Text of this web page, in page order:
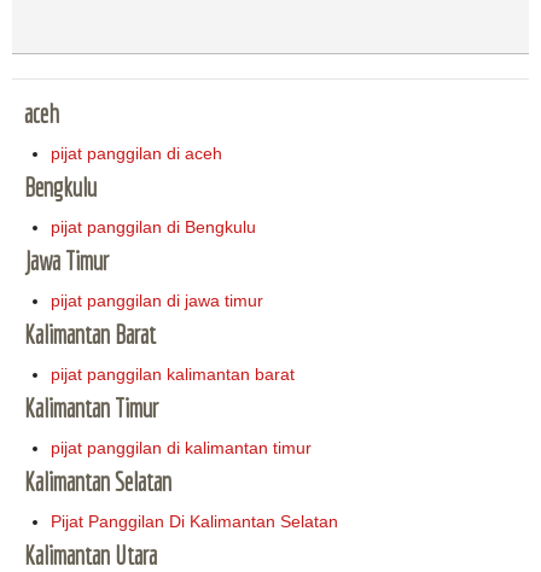
aceh
pijat panggilan di aceh
Bengkulu
pijat panggilan di Bengkulu
Jawa Timur
pijat panggilan di jawa timur
Kalimantan Barat
pijat panggilan kalimantan barat
Kalimantan Timur
pijat panggilan di kalimantan timur
Kalimantan Selatan
Pijat Panggilan Di Kalimantan Selatan
Kalimantan Utara